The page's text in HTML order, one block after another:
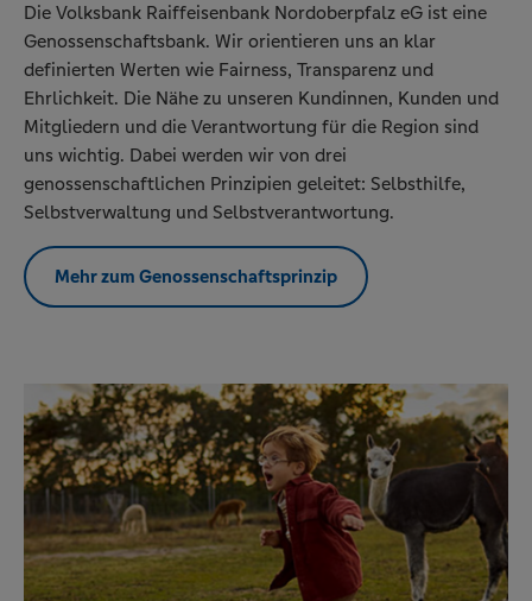
Die Volksbank Raiffeisenbank Nordoberpfalz eG ist eine
Genossenschaftsbank. Wir orientieren uns an klar
definierten Werten wie Fairness, Transparenz und
Ehrlichkeit. Die Nähe zu unseren Kundinnen, Kunden und
Mitgliedern und die Verantwortung für die Region sind
uns wichtig. Dabei werden wir von drei
genossenschaftlichen Prinzipien geleitet: Selbsthilfe,
Selbstverwaltung und Selbstverantwortung.
Mehr zum Genossenschaftsprinzip